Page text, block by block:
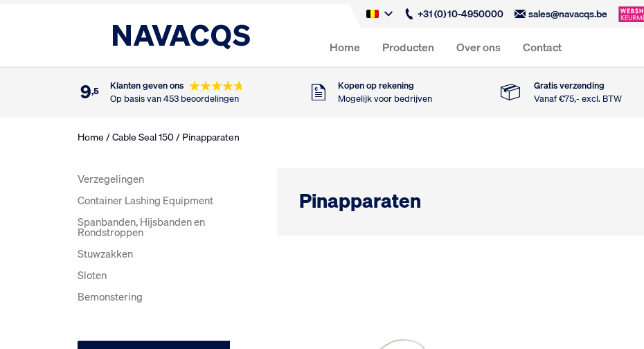
+31 (0) 10-4950000 sales@navacqs.be
Home Producten Over ons Contact
9,5
Klanten geven ons
Op basis van 453 beoordelingen
Kopen op rekening
Mogelijk voor bedrijven
Gratis verzending
Vanaf €75,- excl. BTW
Home/Cable Seal 150/ Pinapparaten
Verzegelingen
Container Lashing Equipment
Spanbanden, Hijsbanden en
Rondstroppen
Stuwzakken
Sloten
Bemonstering
Pinapparaten